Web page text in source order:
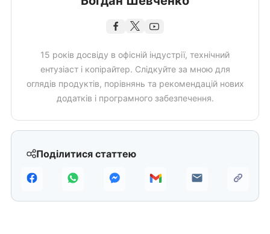
Поділитися статтею
15 років досвіду в офісній індустрії, технічний
ентузіаст і копірайтер. Слідкуйте за мною для
оглядів продуктів, порівнянь та рекомендацій нових
додатків і програмного забезпечення.